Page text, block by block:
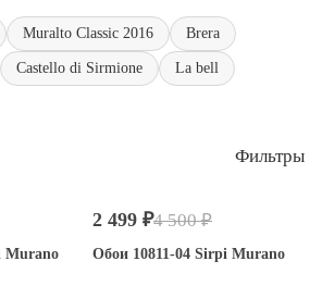
Muralto Classic 2016 Brera
Castello di Sirmione La bell
Фильтры
Murano
Распродажа
2 499 ₽4 500 ₽
Обои 10811-04 Sirpi Murano